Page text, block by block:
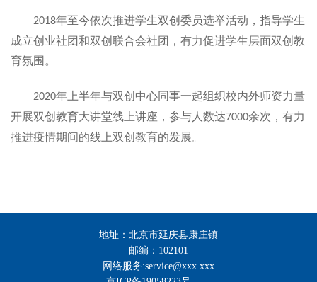
2018年至今依次推进学生双创委员选举活动，指导学生
成立创业社团和双创联合会社团，有力促进学生层面双创教
育氛围 。
2020年上半年与双创中心同事一起组织校内外师资力量
开展双创教育大讲堂线上讲座，参与人数达7000余次，有力
推进疫情期间的线上双创教育的发展。
地址：北京市延庆县康庄镇
邮编：102101
网络服务:service@xxx.xxx